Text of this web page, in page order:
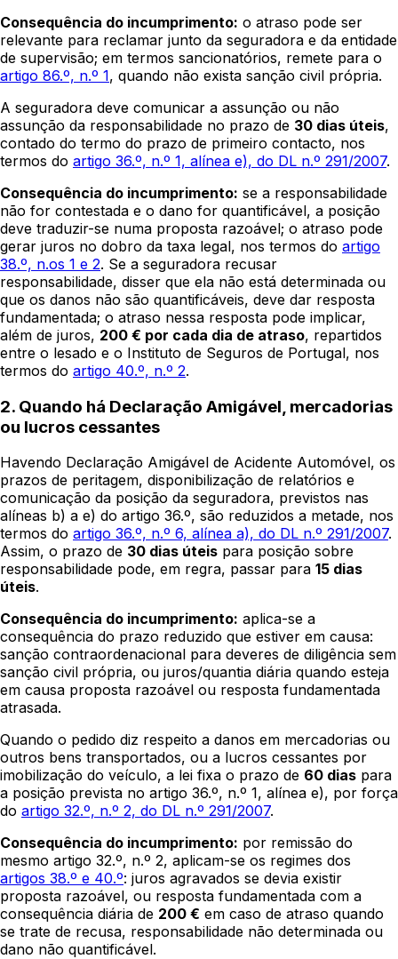
Consequência do incumprimento: o atraso pode ser
relevante para reclamar junto da seguradora e da entidade
de supervisão; em termos sancionatórios, remete para o
artigo 86.º, n.º 1, quando não exista sanção civil própria.
A seguradora deve comunicar a assunção ou não
assunção da responsabilidade no prazo de 30 dias úteis,
contado do termo do prazo de primeiro contacto, nos
termos do artigo 36.º, n.º 1, alínea e), do DL n.º 291/2007.
Consequência do incumprimento: se a responsabilidade
não for contestada e o dano for quantificável, a posição
deve traduzir-se numa proposta razoável; o atraso pode
gerar juros no dobro da taxa legal, nos termos do artigo
38.º, n.os 1 e 2. Se a seguradora recusar
responsabilidade, disser que ela não está determinada ou
que os danos não são quantificáveis, deve dar resposta
fundamentada; o atraso nessa resposta pode implicar,
além de juros, 200 € por cada dia de atraso, repartidos
entre o lesado e o Instituto de Seguros de Portugal, nos
termos do artigo 40.º, n.º 2.
2. Quando há Declaração Amigável, mercadorias
ou lucros cessantes
Havendo Declaração Amigável de Acidente Automóvel, os
prazos de peritagem, disponibilização de relatórios e
comunicação da posição da seguradora, previstos nas
alíneas b) a e) do artigo 36.º, são reduzidos a metade, nos
termos do artigo 36.º, n.º 6, alínea a), do DL n.º 291/2007.
Assim, o prazo de 30 dias úteis para posição sobre
responsabilidade pode, em regra, passar para 15 dias
úteis.
Consequência do incumprimento: aplica-se a
consequência do prazo reduzido que estiver em causa:
sanção contraordenacional para deveres de diligência sem
sanção civil própria, ou juros/quantia diária quando esteja
em causa proposta razoável ou resposta fundamentada
atrasada.
Quando o pedido diz respeito a danos em mercadorias ou
outros bens transportados, ou a lucros cessantes por
imobilização do veículo, a lei fixa o prazo de 60 dias para
a posição prevista no artigo 36.º, n.º 1, alínea e), por força
do artigo 32.º, n.º 2, do DL n.º 291/2007.
Consequência do incumprimento: por remissão do
mesmo artigo 32.º, n.º 2, aplicam-se os regimes dos
artigos 38.º e 40.º: juros agravados se devia existir
proposta razoável, ou resposta fundamentada com a
consequência diária de 200 € em caso de atraso quando
se trate de recusa, responsabilidade não determinada ou
dano não quantificável.